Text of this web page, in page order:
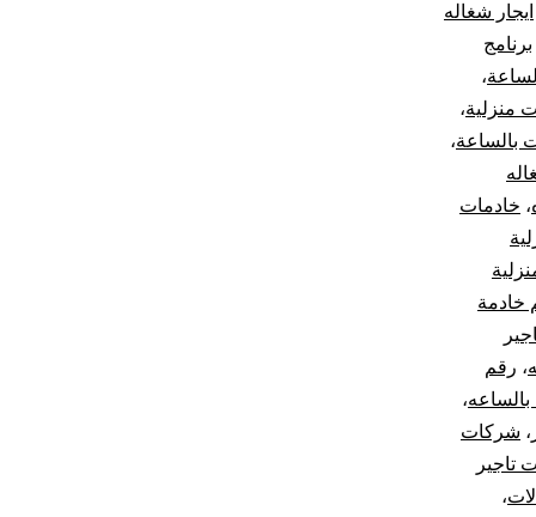
ايجار شغاله
برنامج
،
منزلية،
بالساعة،
، خادمات
خادمة
، رقم
،
، شركات
تاجير
،